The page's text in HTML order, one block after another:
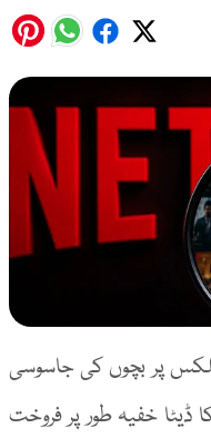
پر بچوں کی جاسوسی
خفیہ طور پر فروخت